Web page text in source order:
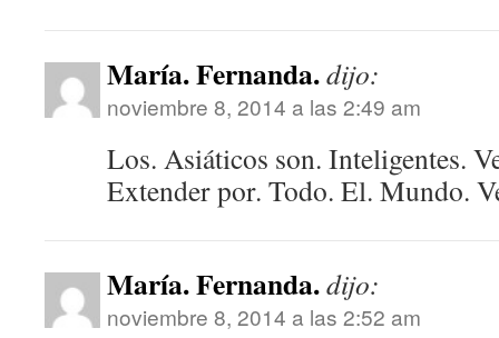
María. Fernanda.dijo:
noviembre 8, 2014 a las 2:49 am
Los. Asiáticos son. Inteligentes.
Extender por. Todo. El. Mundo.
María. Fernanda.dijo:
noviembre 8, 2014 a las 2:52 am